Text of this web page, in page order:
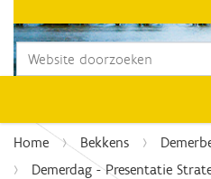
Zoek
Home Bekkens
Demerdag - Presentatie